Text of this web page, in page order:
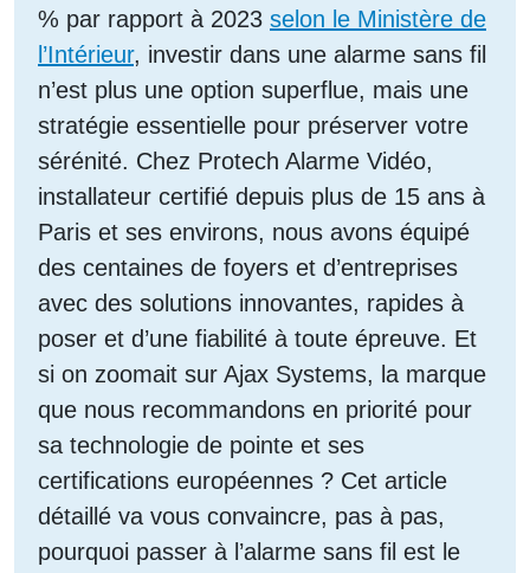
% par rapport à 2023 selon le Ministère de
l’Intérieur, investir dans une alarme sans fil
n’est plus une option superflue, mais une
stratégie essentielle pour préserver votre
sérénité. Chez Protech Alarme Vidéo,
installateur certifié depuis plus de 15 ans à
Paris et ses environs, nous avons équipé
des centaines de foyers et d’entreprises
avec des solutions innovantes, rapides à
poser et d’une fiabilité à toute épreuve. Et
si on zoomait sur Ajax Systems, la marque
que nous recommandons en priorité pour
sa technologie de pointe et ses
certifications européennes ? Cet article
détaillé va vous convaincre, pas à pas,
pourquoi passer à l’alarme sans fil est le